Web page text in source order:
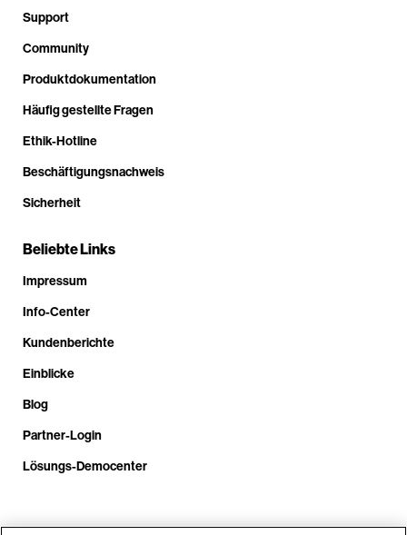
Support
Community
Produktdokumentation
Häufig gestellte Fragen
Ethik-Hotline
Beschäftigungsnachweis
Sicherheit
Beliebte Links
Impressum
Info-Center
Kundenberichte
Einblicke
Blog
Partner-Login
Lösungs-Democenter